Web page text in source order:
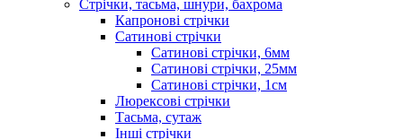
Стрічки, тасьма, шнури, бахрома
Капронові стрічки
Сатинові стрічки
Сатинові стрічки, 6мм
Сатинові стрічки, 25мм
Сатинові стрічки, 1см
Люрексові стрічки
Тасьма, сутаж
Інші стрічки